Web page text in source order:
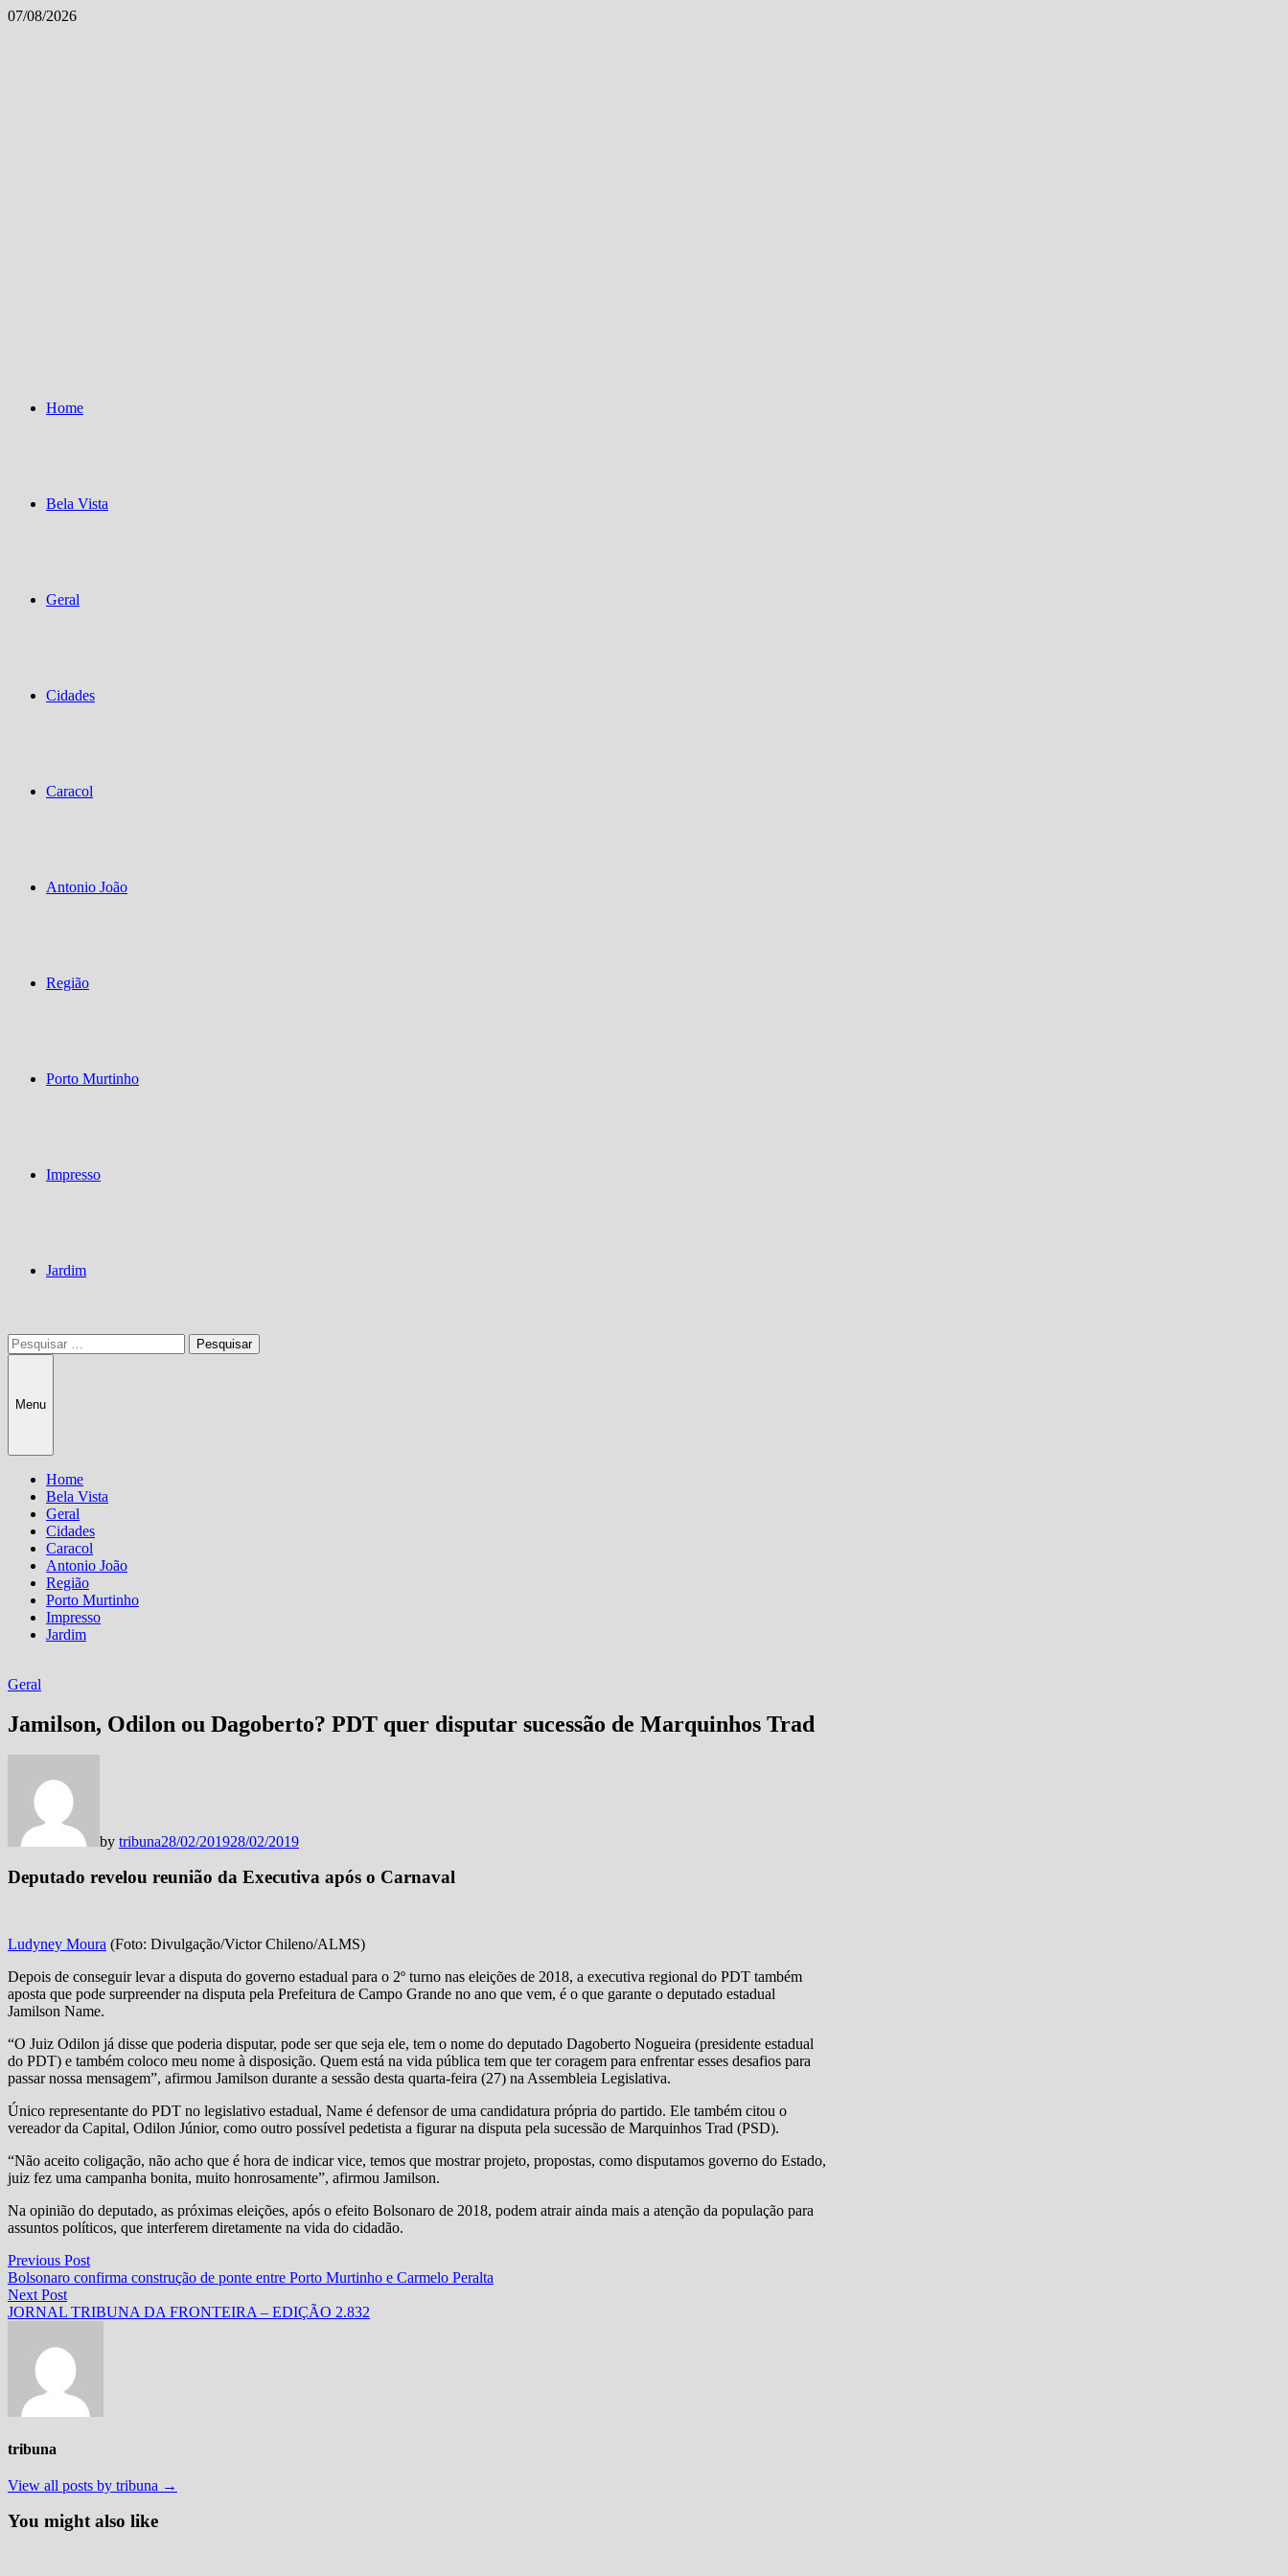
Skip
07/08/2026
Home
Bela Vista
Geral
Cidades
Caracol
Antonio João
Região
Porto Murtinho
Impresso
Jardim
Pesquisar
por:
Menu
Home
Bela Vista
Geral
Cidades
Caracol
Antonio João
Região
Porto Murtinho
Impresso
Jardim
Geral
Jamilson, Odilon ou Dagoberto? PDT quer disputar sucessão de Marquinhos Trad
by tribuna28/02/201928/02/2019
Deputado revelou reunião da Executiva após o Carnaval
Ludyney Moura (Foto: Divulgação/Victor Chileno/ALMS)
Depois de conseguir levar a disputa do governo estadual para o 2º turno nas eleições de 2018, a executiva regional do PDT também
aposta que pode surpreender na disputa pela Prefeitura de Campo Grande no ano que vem, é o que garante o deputado estadual
Jamilson Name.
“O Juiz Odilon já disse que poderia disputar, pode ser que seja ele, tem o nome do deputado Dagoberto Nogueira (presidente estadual
do PDT) e também coloco meu nome à disposição. Quem está na vida pública tem que ter coragem para enfrentar esses desafios para
passar nossa mensagem”, afirmou Jamilson durante a sessão desta quarta-feira (27) na Assembleia Legislativa.
Único representante do PDT no legislativo estadual, Name é defensor de uma candidatura própria do partido. Ele também citou o
vereador da Capital, Odilon Júnior, como outro possível pedetista a figurar na disputa pela sucessão de Marquinhos Trad (PSD).
“Não aceito coligação, não acho que é hora de indicar vice, temos que mostrar projeto, propostas, como disputamos governo do Estado,
juiz fez uma campanha bonita, muito honrosamente”, afirmou Jamilson.
Na opinião do deputado, as próximas eleições, após o efeito Bolsonaro de 2018, podem atrair ainda mais a atenção da população para
assuntos políticos, que interferem diretamente na vida do cidadão.
Navegação
de
Post
Previous PostPrevious
post:
Bolsonaro confirma construção de ponte entre Porto Murtinho e Carmelo Peralta
Next PostNext
post:
JORNAL TRIBUNA DA FRONTEIRA – EDIÇÃO 2.832
tribuna
View all posts by tribuna →
You might also like